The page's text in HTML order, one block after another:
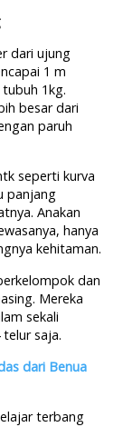
dari ujung
1 m
1kg.
besar dari
paruh
seperti kurva
panjang
Anakan
hanya
kehitaman.
dan
Mereka
sekali
saja.
dari Benua
terbang